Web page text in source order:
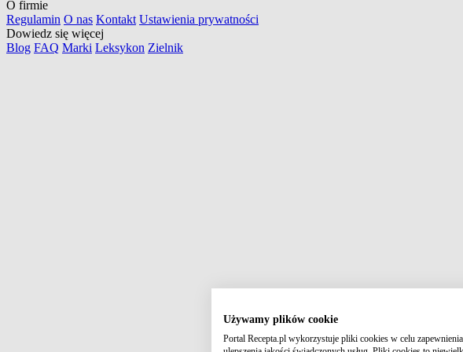
O firmie
Regulamin O nas Kontakt Ustawienia prywatności
Dowiedz się więcej
Blog FAQ Marki Leksykon Zielnik
Używamy plików cookie
Portal Recepta.pl wykorzystuje pliki cookies w celu